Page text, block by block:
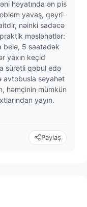
həyatında ən pis
yavaş, qeyri-
nəinki sadəcə
məsləhətlər:
belə, 5 saatadək
yaxın keçid
sürətli qəbul edə
avtobusla səyahət
həmçinin mümkün
yayın.
Paylaş